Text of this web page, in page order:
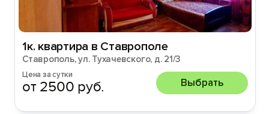
1к. квартира в Ставрополе
Ставрополь, ул. Тухачевского, д. 21/3
Цена за сутки
от 2500 руб. Выбрать